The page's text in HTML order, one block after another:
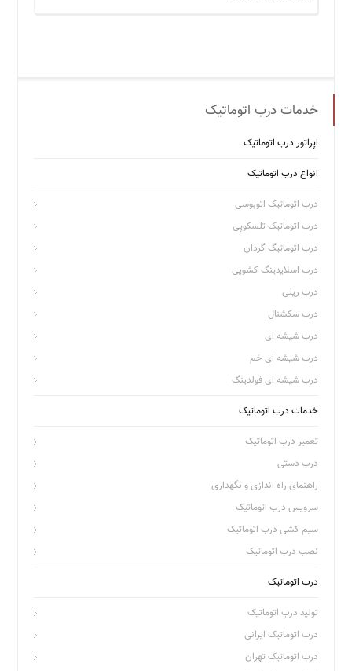
خدمات درب اتوماتیک
اپراتور درب اتوماتیک
انواع درب اتوماتیک
درب اتوماتیک اتوبوسی
درب اتوماتیک تلسکوپی
درب اتوماتیگ گردان
درب اسلایدینگ کشویی
درب ریلی
درب سکشنال
درب شیشه ای
درب شیشه ای خم
درب شیشه ای فولدینگ
خدمات درب اتوماتیک
تعمیر درب اتوماتیک
درب دستی
راهنمای راه اندازی و نگهداری
سرویس درب اتوماتیک
سیم کشی درب اتوماتیک
نصب درب اتوماتیک
درب اتوماتیک
تولید درب اتوماتیک
درب اتوماتیک ایرانی
درب اتوماتیک تهران